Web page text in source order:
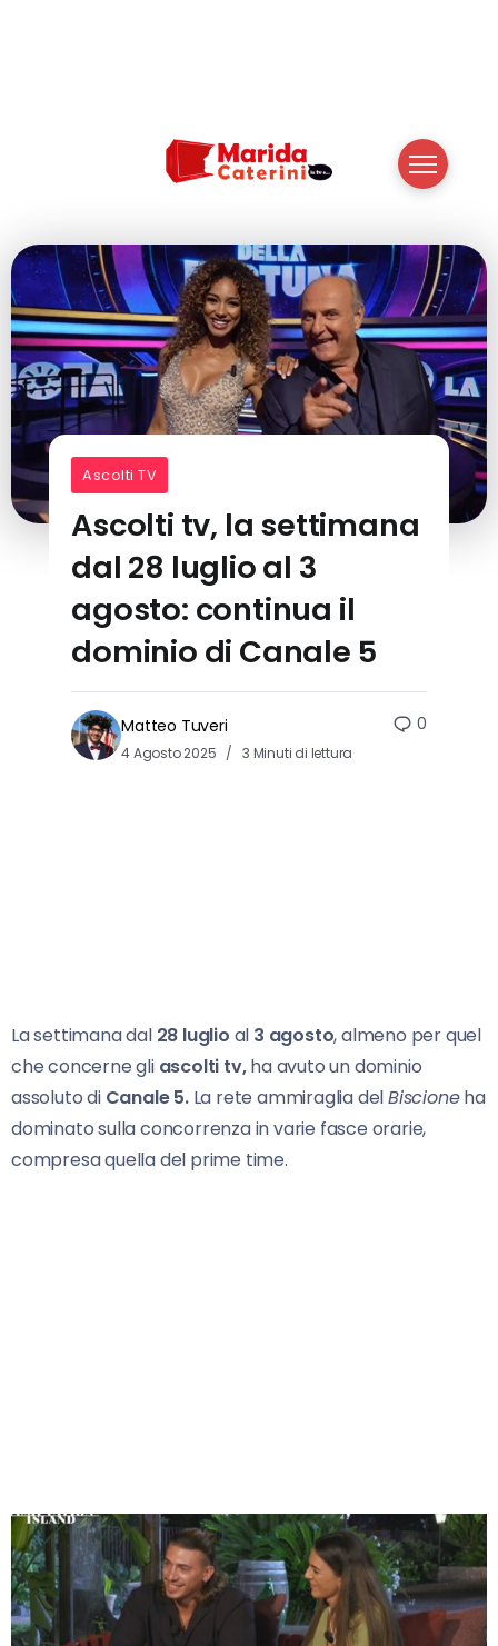
Ascolti TV
Ascolti tv, la settimana
dal 28 luglio al 3
agosto: continua il
dominio di Canale 5
Matteo Tuveri
4 Agosto 2025 3 Minuti di lettura
0
La settimana dal 28 luglio al 3 agosto, almeno per quel
che concerne gli ascolti tv,ha avuto un dominio
assoluto di Canale 5.La rete ammiraglia delBiscioneha
dominato sulla concorrenza in varie fasce orarie,
compresa quella del prime time.